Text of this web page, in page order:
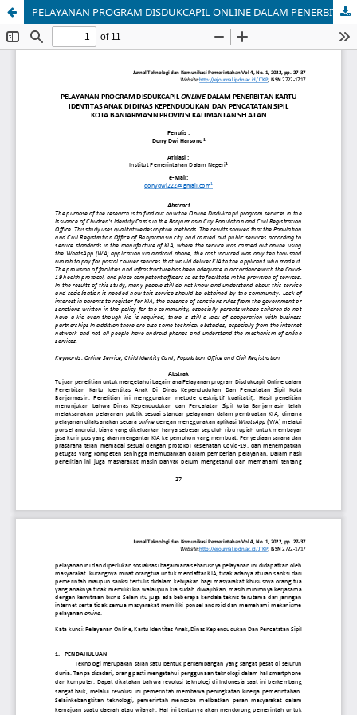
PELAYANAN PROGRAM DISDUKCAPIL ONLINE DALAM PENERBITAN KARTU IDENTITAS ANAK DI DINAS KEPENDUDUKAN DAN PENCATATAN SIPIL KOTA BANJARMASIN PROVINSI KALIMANTAN SELATAN